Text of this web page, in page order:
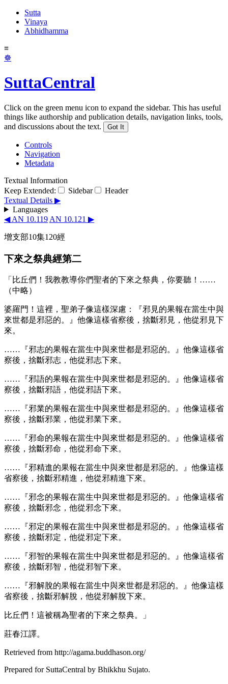
Sutta
Vinaya
Abhidhamma
≡
☸
SuttaCentral
Click on the green menu icon to expand the sidebar. This has useful
things like authorship and publication details, navigation links, tools,
and discussions about the text.
Got It
Controls
Navigation
Metadata
Textual Information
Keep Extended:
Sidebar
Header
Textual Details ▶
Languages
◀ AN 10.119 AN 10.121 ▶
增支部10集120經
下來之祭典經第二
「比丘們！我教教導你們聖者的下來之祭典，你要聽！……
（中略）
婆羅門！這裡，聖弟子像這樣深慮：『邪見的果報在當生中與
來世都是邪惡的。』他像這樣省察後，捨斷邪見，他從邪見下
來。
……『邪志的果報在當生中與來世都是邪惡的。』他像這樣省
察後，捨斷邪志，他從邪志下來。
……『邪語的果報在當生中與來世都是邪惡的。』他像這樣省
察後，捨斷邪語，他從邪語下來。
……『邪業的果報在當生中與來世都是邪惡的。』他像這樣省
察後，捨斷邪業，他從邪業下來。
……『邪命的果報在當生中與來世都是邪惡的。』他像這樣省
察後，捨斷邪命，他從邪命下來。
……『邪精進的果報在當生中與來世都是邪惡的。』他像這樣
省察後，捨斷邪精進，他從邪精進下來。
……『邪念的果報在當生中與來世都是邪惡的。』他像這樣省
察後，捨斷邪念，他從邪念下來。
……『邪定的果報在當生中與來世都是邪惡的。』他像這樣省
察後，捨斷邪定，他從邪定下來。
……『邪智的果報在當生中與來世都是邪惡的。』他像這樣省
察後，捨斷邪智，他從邪智下來。
……『邪解脫的果報在當生中與來世都是邪惡的。』他像這樣
省察後，捨斷邪解脫，他從邪解脫下來。
比丘們！這被稱為聖者的下來之祭典。」
莊春江譯。
Retrieved from http://agama.buddhason.org/
Prepared for SuttaCentral by Bhikkhu Sujato.